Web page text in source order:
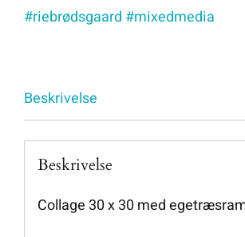
#riebrødsgaard #mixedmedia
Beskrivelse
Beskrivelse
Collage 30 x 30 med